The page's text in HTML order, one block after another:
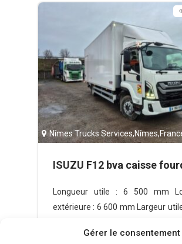
Gérer le consentement
ISUZU F12 bva caisse
charge utile 4850 Kg
Nîmes Trucks Services,Nîmes,
Longueur utile : 6 500 mm
extérieure : 6 600 mm Largeur